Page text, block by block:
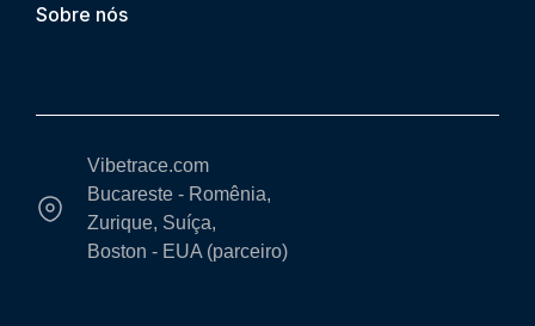
Sobre nós
Vibetrace.com
Bucareste - Romênia,
Zurique, Suíça,
Boston - EUA (parceiro)